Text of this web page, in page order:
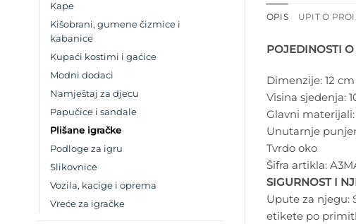
Kape
Kišobrani, gumene čizmice i
kabanice
Kupaći kostimi i gaćice
Modni dodaci
Namještaj za djecu
Papučice i sandale
Plišane igračke
Podloge za igru
Slikovnice
Vozila, kacige i oprema
Vreće za igračke
OPIS UPIT O
POJEDINOSTI
Dimenzije: 12
Visina sjedenja:
Glavni materijali:
Unutarnje
Tvrdo oko
Šifra artikla:
SIGURNOST I
Upute za njegu:
etikete po